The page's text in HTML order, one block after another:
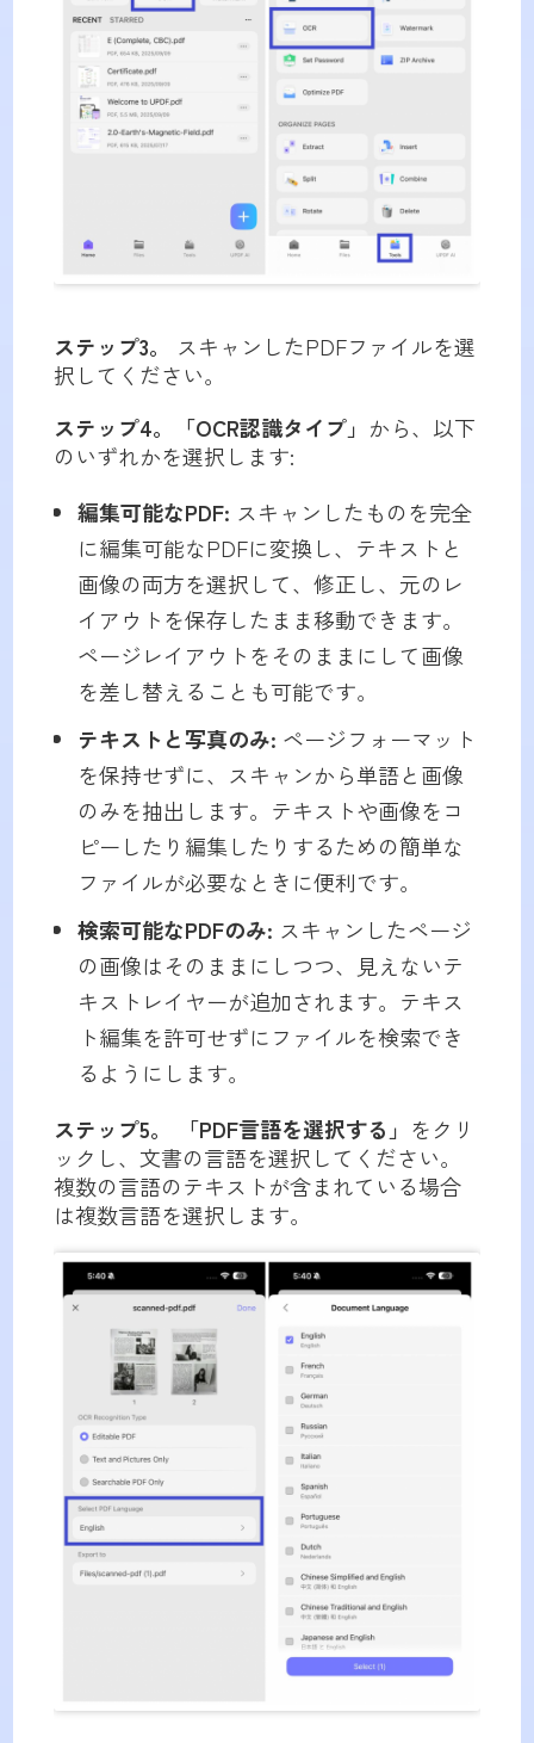
ステップ3。 スキャンしたPDFファイルを選
択してください。
ステップ4。
「OCR認識タイプ」 から、以下
のいずれかを選択します:
編集可能なPDF: スキャンしたものを完全
に編集可能なPDFに変換し、テキストと
画像の両方を選択して、修正し、元のレ
イアウトを保存したまま移動できます。
ページレイアウトをそのままにして画像
を差し替えることも可能です。
テキストと写真のみ: ページフォーマット
を保持せずに、スキャンから単語と画像
のみを抽出します。テキストや画像をコ
ピーしたり編集したりするための簡単な
ファイルが必要なときに便利です。
検索可能なPDFのみ: スキャンしたページ
の画像はそのままにしつつ、見えないテ
キストレイヤーが追加されます。テキス
ト編集を許可せずにファイルを検索でき
るようにします。
ステップ5。
「PDF言語を選択する」 をクリ
ックし、文書の言語を選択してください。
複数の言語のテキストが含まれている場合
は複数言語を選択します。